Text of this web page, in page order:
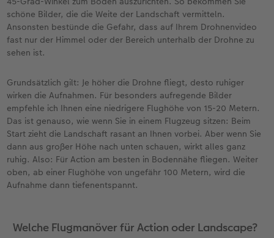
schöne Bilder, die die Weite der Landschaft vermitteln.
Ansonsten bestünde die Gefahr, dass auf Ihrem Drohnenvideo
fast nur der Himmel oder der Bereich unterhalb der Drohne zu
sehen ist.
Grundsätzlich gilt: Je höher die Drohne fliegt, desto ruhiger
wirken die Aufnahmen. Für besonders aufregende Bilder
empfehle ich Ihnen eine niedrigere Flughöhe von 15-20 Metern.
Das ist genauso, wie wenn Sie in einem Flugzeug sitzen: Beim
Start zieht die Landschaft rasant an Ihnen vorbei. Aber wenn Sie
dann aus großer Höhe nach unten schauen, wirkt alles ganz
ruhig. Also: Für Action am besten in Bodennähe fliegen. Weiter
oben, ab einer Flughöhe von ungefähr 100 Metern, wird die
Aufnahme dann tiefenentspannt.
Welche Flugmanöver für Action oder Landscape?